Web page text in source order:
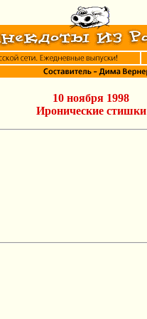
10 ноября 1998
Иронические стишки